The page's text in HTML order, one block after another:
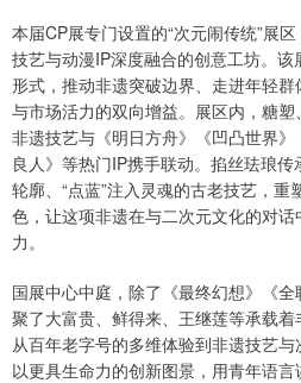
本届CP展专门设置的“次元闹传统”展
技艺与动漫IP深度融合的创意工坊。
形式，推动非遗突破边界、走进年轻
与市场活力的双向增益。展区内，糖
非遗技艺与《明日方舟》《凹凸世界
良人》等热门IP携手联动。掐丝珐琅传
轮廓、“点蓝”注入灵魂的古老技艺，重
色，让这项非遗在与二次元文化的对
力。
国展中心中庭，除了《最终幻想》《
聚了大富贵、鲜得来、王继莲等承载着
从百年老字号的多维体验到非遗技艺
以更具生命力的创新图景，用青年语言